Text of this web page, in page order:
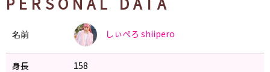
名前 しぃぺろ shiipero
身長 158